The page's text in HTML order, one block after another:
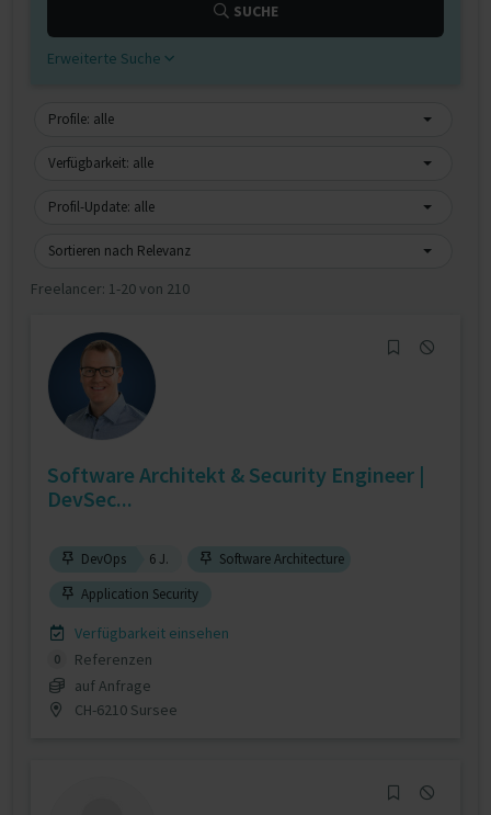
SUCHE
Erweiterte Suche
Profile: alle
Verfügbarkeit: alle
Profil-Update: alle
Sortieren nach Relevanz
Freelancer: 1-20 von 210
Software Architekt & Security Engineer |
DevSec...
DevOps 6 J.
Software Architecture
Application Security
Verfügbarkeit einsehen
0
Referenzen
auf Anfrage
CH-6210 Sursee